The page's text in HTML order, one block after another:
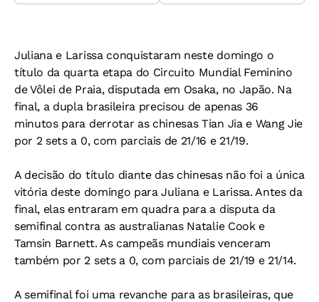
Juliana e Larissa conquistaram neste domingo o
título da quarta etapa do Circuito Mundial Feminino
de Vôlei de Praia, disputada em Osaka, no Japão. Na
final, a dupla brasileira precisou de apenas 36
minutos para derrotar as chinesas Tian Jia e Wang Jie
por 2 sets a 0, com parciais de 21/16 e 21/19.
A decisão do título diante das chinesas não foi a única
vitória deste domingo para Juliana e Larissa. Antes da
final, elas entraram em quadra para a disputa da
semifinal contra as australianas Natalie Cook e
Tamsin Barnett. As campeãs mundiais venceram
também por 2 sets a 0, com parciais de 21/19 e 21/14.
A semifinal foi uma revanche para as brasileiras, que